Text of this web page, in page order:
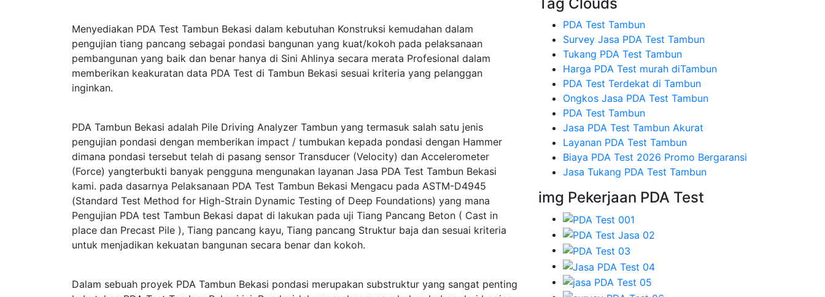
Menyediakan PDA Test Tambun Bekasi dalam kebutuhan Konstruksi kemudahan dalam
pengujian tiang pancang sebagai pondasi bangunan yang kuat/kokoh pada pelaksanaan
pembangunan yang baik dan benar hanya di Sini Ahlinya secara merata Profesional dalam
memberikan keakuratan data PDA Test di Tambun Bekasi sesuai kriteria yang pelanggan
inginkan.
PDA Tambun Bekasi adalah Pile Driving Analyzer Tambun yang termasuk salah satu jenis
pengujian pondasi dengan memberikan impact / tumbukan kepada pondasi dengan Hammer
dimana pondasi tersebut telah di pasang sensor Transducer (Velocity) dan Accelerometer
(Force) yangterbukti banyak pengguna mengunakan layanan Jasa PDA Test Tambun Bekasi
kami. pada dasarnya Pelaksanaan PDA Test Tambun Bekasi Mengacu pada ASTM-D4945
(Standard Test Method for High-Strain Dynamic Testing of Deep Foundations) yang mana
Pengujian PDA test Tambun Bekasi dapat di lakukan pada uji Tiang Pancang Beton ( Cast in
place dan Precast Pile ), Tiang pancang kayu, Tiang pancang Struktur baja dan sesuai kriteria
untuk menjadikan kekuatan bangunan secara benar dan kokoh.
Dalam sebuah proyek PDA Tambun Bekasi pondasi merupakan substruktur yang sangat penting
PDA Test Tambun
Survey Jasa PDA Test Tambun
Tukang PDA Test Tambun
Harga PDA Test murah diTambun
PDA Test Terdekat di Tambun
Ongkos Jasa PDA Test Tambun
PDA Test Tambun
Jasa PDA Test Tambun Akurat
Layanan PDA Test Tambun
Biaya PDA Test 2026 Promo Bergaransi
Jasa Tukang PDA Test Tambun
img Pekerjaan PDA Test